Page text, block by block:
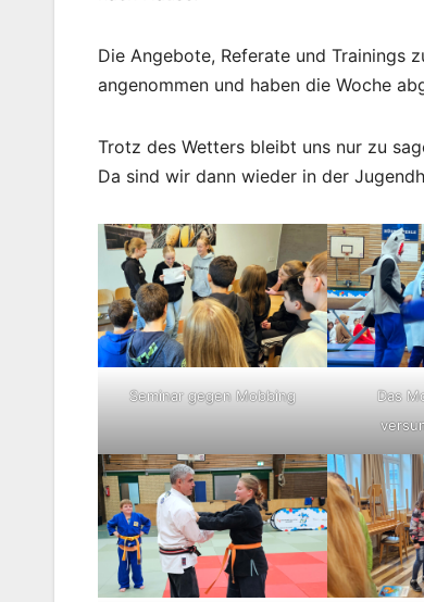
Die Angebote, Referate und Trainings
angenommen und haben die Woche
Trotz des Wetters bleibt uns nur zu
Da sind wir dann wieder in der
Seminar gegen Mobbing
Das